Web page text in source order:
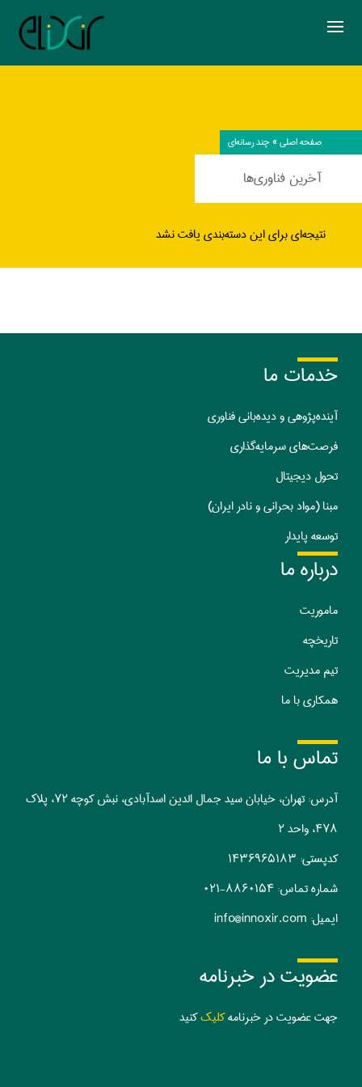
صفحه اصلی»چند رسانه‌ای
آخرین فناوری‌ها
نتیجه‌ای برای این دسته‌بندی یافت نشد
عضویت در خبرنامه
جهت عضویت در خبرنامهکلیککنید
تماس با ما
آدرس: تهران، خیابان سید جمال الدین اسدآبادی، نبش کوچه ۷۲، پلاک
۴۷۸، واحد ۲
کدپستی:‌ ۱۴۳۶۹۶۵۱۸۳
شماره تماس: ۰۲۱-۸۸۶۰۱۵۴
ایمیل: info@innoxir.com
درباره ما
ماموریت
تاریخچه
تیم مدیریت
همکاری با ما
خدمات ما
آینده‌پژوهی و دیده‌بانی فناوری
فرصت‌های سرمایه‌گذاری
تحول دیجیتال
مبنا (مواد بحرانی و نادر ایران)
توسعه پایدار